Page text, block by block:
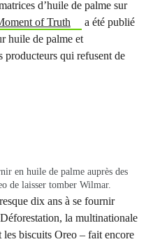
d’huile de palme sur
of Truth
a été publié
huile de palme et
producteurs qui refusent de
en huile de palme auprès des
de laisser tomber Wilmar.
dix ans à se fournir
la multinationale
biscuits Oreo – fait encore